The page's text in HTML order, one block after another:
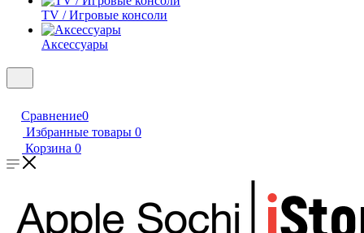
TV / Игровые консоли
Аксессуары
Сравнение0
Избранные товары 0
Корзина 0